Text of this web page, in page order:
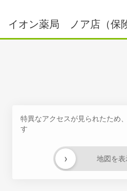
イオン薬局 ノア店（保
特異なアクセスが見られたため
す
地図を表
›